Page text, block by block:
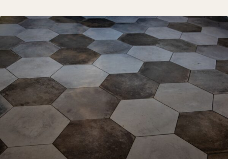
Podłogi bez fug: nowoczesne rozwiązania do wnętrz